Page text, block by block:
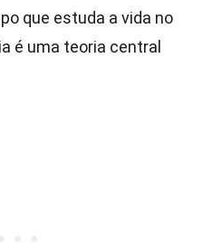
que estuda a vida no
é uma teoria central